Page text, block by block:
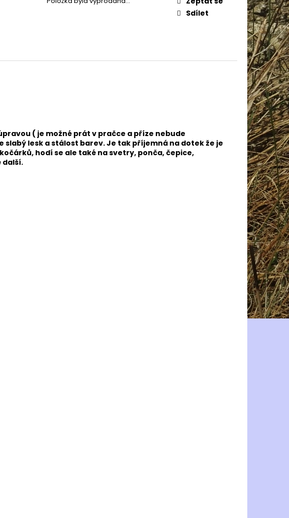
Sdílet
( je možné prát v pračce a příze nebude
lesk a stálost barev. Je tak příjemná na dotek že je
hodí se ale také na svetry, ponča, čepice,
další.
HARMONY A1